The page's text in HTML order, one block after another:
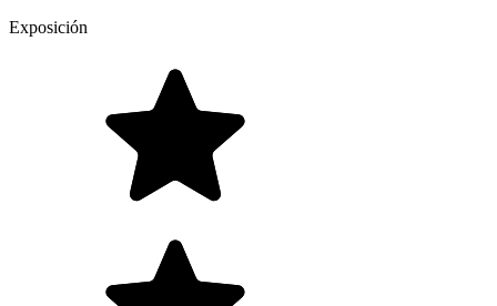
Exposición